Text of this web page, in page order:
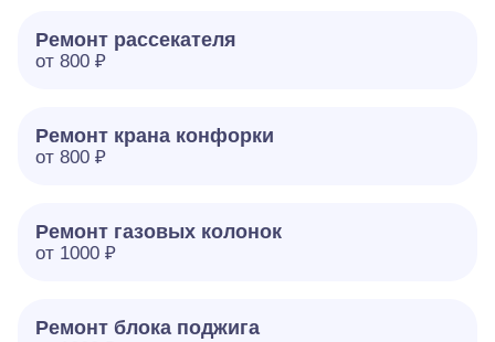
Ремонт рассекателя
от 800 ₽
Ремонт крана конфорки
от 800 ₽
Ремонт газовых колонок
от 1000 ₽
Ремонт блока поджига